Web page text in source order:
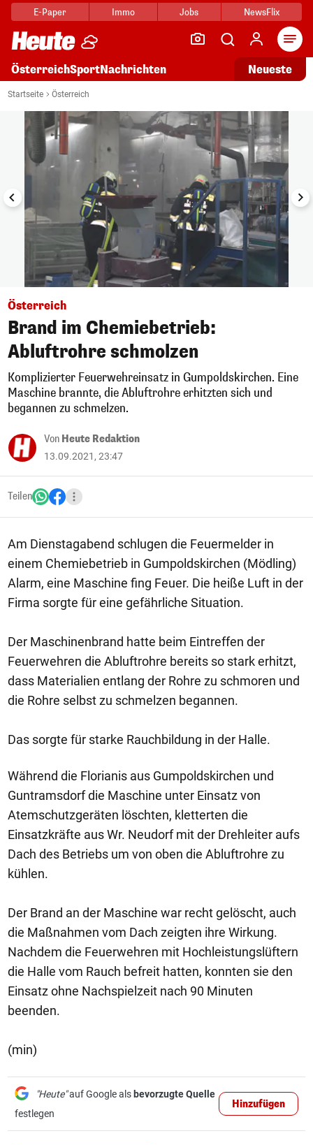
E-Paper Immo Jobs NewsFlix
ÖsterreichSportNachrichten Neueste
Startseite Österreich
1/5
Österreich
Brand im Chemiebetrieb:
Abluftrohre schmolzen
Komplizierter Feuerwehreinsatz in Gumpoldskirchen. Eine
Maschine brannte, die Abluftrohre erhitzten sich und
begannen zu schmelzen.
Von Heute Redaktion
13.09.2021, 23:47
Teilen
Am Dienstagabend schlugen die Feuermelder in
einem Chemiebetrieb in Gumpoldskirchen (Mödling)
Alarm, eine Maschine fing Feuer. Die heiße Luft in der
Firma sorgte für eine gefährliche Situation.
Der Maschinenbrand hatte beim Eintreffen der
Feuerwehren die Abluftrohre bereits so stark erhitzt,
dass Materialien entlang der Rohre zu schmoren und
die Rohre selbst zu schmelzen begannen.
Das sorgte für starke Rauchbildung in der Halle.
Während die Florianis aus Gumpoldskirchen und
Guntramsdorf die Maschine unter Einsatz von
Atemschutzgeräten löschten, kletterten die
Einsatzkräfte aus Wr. Neudorf mit der Drehleiter aufs
Dach des Betriebs um von oben die Abluftrohre zu
kühlen.
Der Brand an der Maschine war recht gelöscht, auch
die Maßnahmen vom Dach zeigten ihre Wirkung.
Nachdem die Feuerwehren mit Hochleistungslüftern
die Halle vom Rauch befreit hatten, konnten sie den
Einsatz ohne Nachspielzeit nach 90 Minuten
beenden.
(min)
"Heute"auf Google als bevorzugte Quelle
festlegen
Hinzufügen